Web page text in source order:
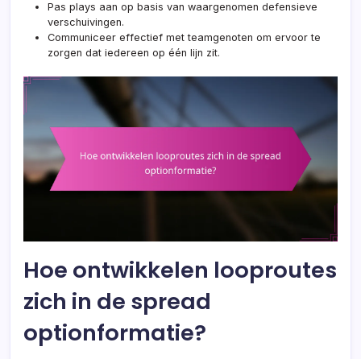
Pas plays aan op basis van waargenomen defensieve
verschuivingen.
Communiceer effectief met teamgenoten om ervoor te
zorgen dat iedereen op één lijn zit.
Hoe ontwikkelen looproutes
zich in de spread
optionformatie?